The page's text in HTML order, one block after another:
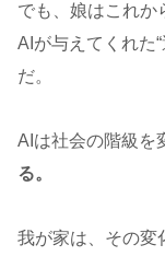
でも、娘はこれか
AIが与えてくれた
だ。
AIは社会の階級を
る。
我が家は、その変